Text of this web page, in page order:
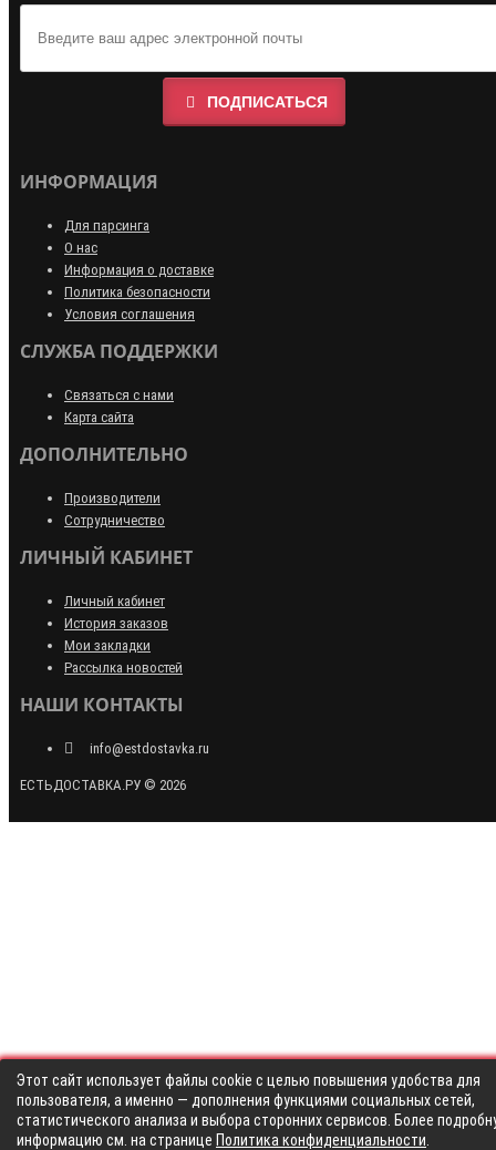
ПОДПИСАТЬСЯ
ИНФОРМАЦИЯ
Для парсинга
О нас
Информация о доставке
Политика безопасности
Условия соглашения
СЛУЖБА ПОДДЕРЖКИ
Связаться с нами
Карта сайта
ДОПОЛНИТЕЛЬНО
Производители
Сотрудничество
ЛИЧНЫЙ КАБИНЕТ
Личный кабинет
История заказов
Мои закладки
Рассылка новостей
НАШИ КОНТАКТЫ
info@estdostavka.ru
ЕСТЬДОСТАВКА.РУ © 2026
Этот сайт использует файлы cookie с целью повышения удобства для
пользователя, а именно — дополнения функциями социальных сетей,
статистического анализа и выбора сторонних сервисов. Более
информацию см. на странице Политика конфиденциальности